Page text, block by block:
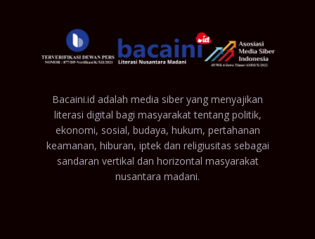
Bacaini.id adalah media siber yang menyajikan
literasi digital bagi masyarakat tentang politik,
ekonomi, sosial, budaya, hukum, pertahanan
keamanan, hiburan, iptek dan religiusitas sebagai
sandaran vertikal dan horizontal masyarakat
nusantara madani.